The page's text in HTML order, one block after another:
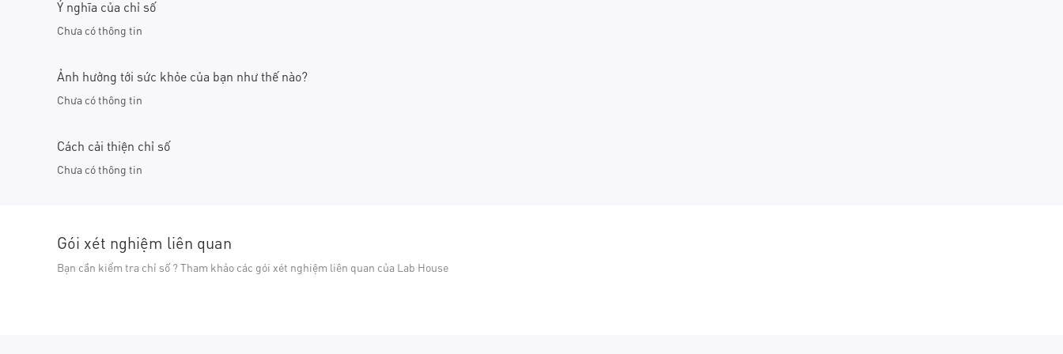
Ý nghĩa của chỉ số
Chưa có thông tin
Ảnh hưởng tới sức khỏe của bạn như thế nào?
Chưa có thông tin
Cách cải thiện chỉ số
Chưa có thông tin
Gói xét nghiệm liên quan
Bạn cần kiểm tra chỉ số ? Tham khảo các gói xét nghiệm liên quan của Lab House